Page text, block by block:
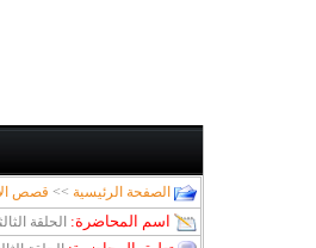
الصفحة الرئيسية >> قصص
اسم المحاضرة: الحلقة